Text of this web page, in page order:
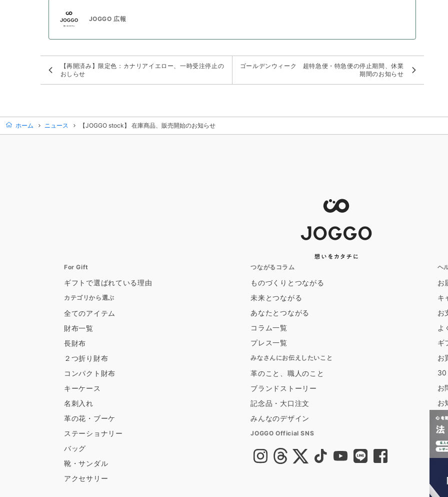
JOGGO 広報
【再開済み】限定色：カナリアイエロー、一時受注停止の
おしらせ
ゴールデンウィーク 超特急便・特急便の停止期間、休業
期間のお知らせ
ホーム ニュース 【JOGGO stock】 在庫商品、販売開始のお知らせ
For Gift
ギフトで選ばれている理由
カテゴリから選ぶ
全てのアイテム
財布一覧
長財布
２つ折り財布
コンパクト財布
キーケース
名刺入れ
革の花・ブーケ
ステーショナリー
バッグ
靴・サンダル
アクセサリー
つながるコラム
ものづくりとつながる
未来とつながる
あなたとつながる
コラム一覧
プレス一覧
みなさんにお伝えしたいこと
革のこと、職人のこと
ブランドストーリー
記念品・大口注文
みんなのデザイン
JOGGO Official SNS
ヘ
お
キ
お
よ
ギ
お
30
お
お